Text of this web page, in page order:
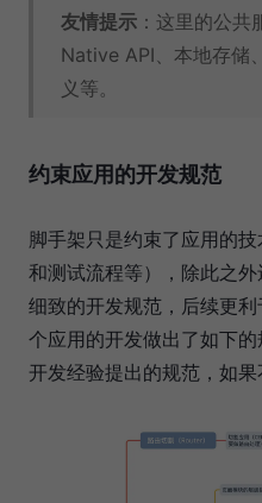
友情提示 ：这里的公
Native API、本地存储
义等。
约束应用的开发规范
脚手架只是约束了应用的
和测试流程等），除此之
细致的开发规范，后续更
个应用的开发做出了如下
开发经验提出的规范，如